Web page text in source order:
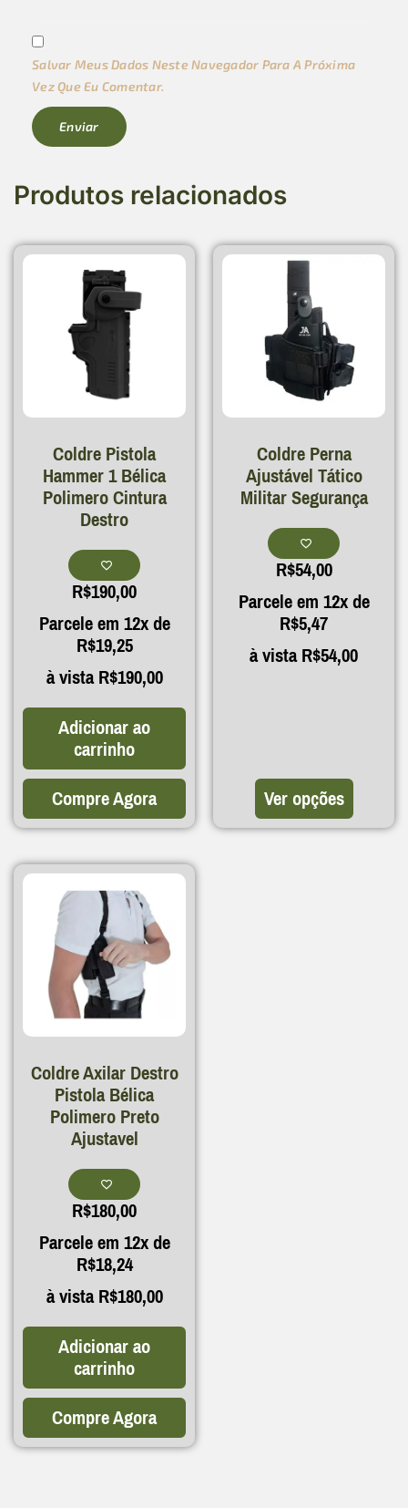
Salvar Meus Dados Neste Navegador Para A Próxima
Vez Que Eu Comentar.
Produtos relacionados
Coldre Pistola
Hammer 1 Bélica
Polimero Cintura
Destro
R$190,00
Parcele em 12x de
R$19,25
à vistaR$190,00
Adicionar ao
carrinho
Compre Agora
Coldre Perna
Ajustável Tático
Militar Segurança
R$54,00
Parcele em 12x de
R$5,47
à vistaR$54,00
Ver opções
Coldre Axilar Destro
Pistola Bélica
Polimero Preto
Ajustavel
R$180,00
Parcele em 12x de
R$18,24
à vistaR$180,00
Adicionar ao
carrinho
Compre Agora